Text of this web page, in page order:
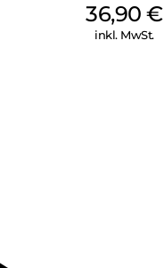
36,90€
inkl. MwSt.